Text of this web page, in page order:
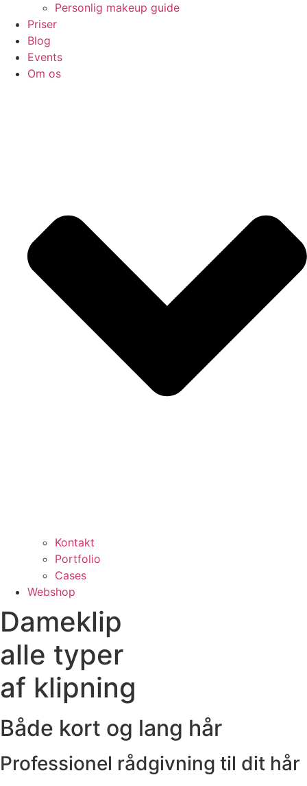
Personlig makeup guide
Priser
Blog
Events
Om os
Kontakt
Portfolio
Cases
Webshop
Dameklip
alle typer
af klipning
Både kort og lang hår
Professionel rådgivning til dit hår